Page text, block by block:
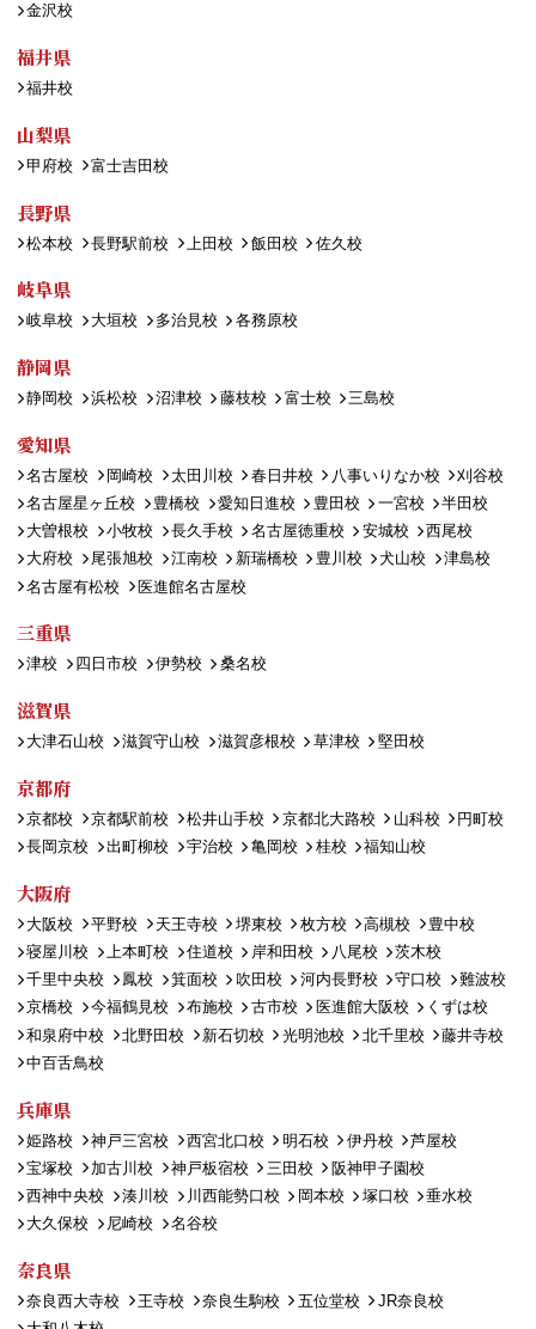
金沢校
福井県
福井校
山梨県
甲府校 富士吉田校
長野県
松本校 長野駅前校 上田校 飯田校 佐久校
岐阜県
岐阜校 大垣校 多治見校 各務原校
静岡県
静岡校 浜松校 沼津校 藤枝校 富士校 三島校
愛知県
名古屋校 岡崎校 太田川校 春日井校 八事いりなか校
刈谷校
名古屋星ヶ丘校
豊橋校 愛知日進校 豊田校 一宮校
半田校
大曽根校
小牧校 長久手校 名古屋徳重校 安城校
西尾校
大府校
尾張旭校 江南校 新瑞橋校 豊川校 犬山校
津島校
名古屋有松校
医進館名古屋校
三重県
津校 四日市校 伊勢校 桑名校
滋賀県
大津石山校 滋賀守山校 滋賀彦根校 草津校 堅田校
京都府
京都校 京都駅前校 松井山手校 京都北大路校 山科校
円町校
長岡京校
出町柳校 宇治校 亀岡校 桂校 福知山校
大阪府
大阪校 平野校 天王寺校 堺東校 枚方校 高槻校
豊中校
寝屋川校
上本町校 住道校 岸和田校 八尾校
茨木校
千里中央校
鳳校 箕面校 吹田校 河内長野校 守口校
難波校
京橋校
今福鶴見校 布施校 古市校 医進館大阪校
くずは校
和泉府中校
北野田校 新石切校 光明池校 北千里校
藤井寺校
中百舌鳥校
兵庫県
姫路校 神戸三宮校 西宮北口校 明石校 伊丹校
芦屋校
宝塚校
加古川校 神戸板宿校 三田校
阪神甲子園校
西神中央校
湊川校 川西能勢口校 岡本校 塚口校
垂水校
大久保校
尼崎校 名谷校
奈良県
奈良西大寺校 王寺校 奈良生駒校 五位堂校
JR奈良校